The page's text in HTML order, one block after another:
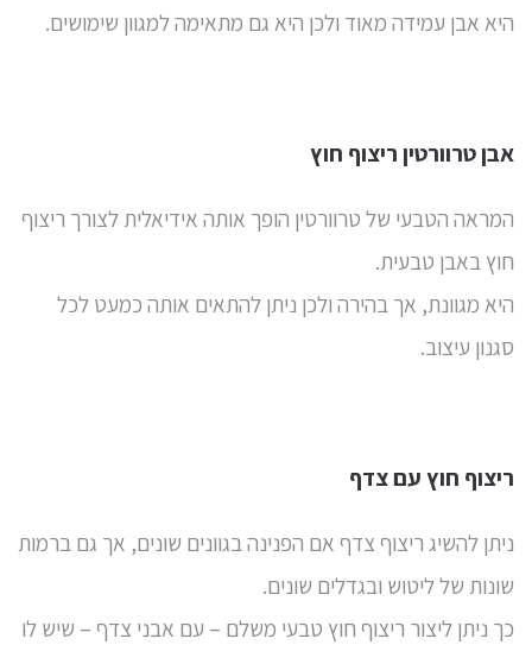
היא אבן עמידה מאוד ולכן היא גם מתאימה למגוון שימושים.
אבן טרוורטין ריצוף חוץ
המראה הטבעי של טרוורטין הופך אותה אידיאלית לצורך ריצוף
חוץ באבן טבעית.
היא מגוונת, אך בהירה ולכן ניתן להתאים אותה כמעט לכל
סגנון עיצוב.
ריצוף חוץ עם צדף
ניתן להשיג ריצוף צדף אם הפנינה בגוונים שונים, אך גם ברמות
שונות של ליטוש ובגדלים שונים.
כך ניתן ליצור ריצוף חוץ טבעי משלם – עם אבני צדף – שיש לו